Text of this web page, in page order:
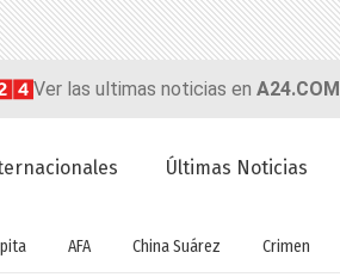
Ver las ultimas noticias en A24.COM
Últimas Noticias
AFA China Suárez Crimen